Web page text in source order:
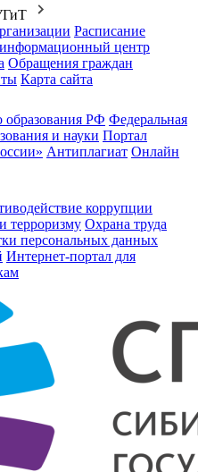
Расписание
центр
Обращения граждан
Карта сайта
образования РФ Федеральная
и науки Портал
Антиплагиат Онлайн
коррупции
терроризму Охрана труда
персональных данных
Интернет-портал для